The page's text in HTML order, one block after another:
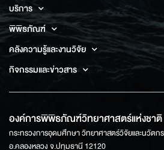
บริการ
พิพิธภัณฑ์
คลังความรู้และงานวิจัย
กิจกรรมและข่าวสาร
องค์การพิพิธภัณฑ์วิทยาศาสตร์แห่งชาติ
กระทรวงการอุดมศึกษา วิทยาศาสตร์วิจัยและนวัตก
อ.คลองหลวง จ.ปทุมธานี 12120